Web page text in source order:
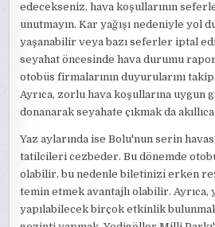
edecekseniz, hava koşullarının
unutmayın. Kar yağışı nedeniyle yol
yaşanabilir veya bazı seferler iptal
seyahat öncesinde hava durumu
otobüs firmalarının duyurularını
Ayrıca, zorlu hava koşullarına
donanarak seyahate çıkmak da
Yaz aylarında ise Bolu'nun serin
tatilcileri cezbeder. Bu dönemde
olabilir, bu nedenle biletinizi erken
temin etmek avantajlı olabilir. Ayrıca,
yapılabilecek birçok etkinlik